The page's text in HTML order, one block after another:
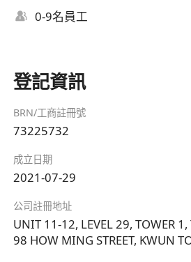
0-9名員工
登記資訊
BRN/工商註冊號
73225732
成立日期
2021-07-29
公司註冊地址
UNIT 11-12, LEVEL 29, TOWER
98 HOW MING STREET, KWUN